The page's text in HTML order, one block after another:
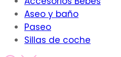
Aseo y baño
Paseo
Sillas de coche